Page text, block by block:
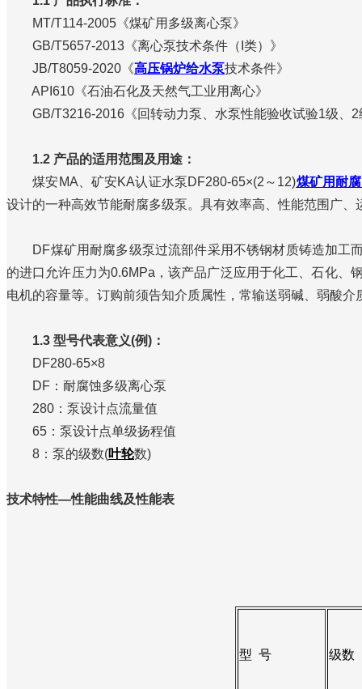
MT/T114-2005《煤矿用多级离心泵》
GB/T5657-2013《离心泵技术条件（I类）》
JB/T8059-2020《高压锅炉给水泵技术条件》
API610《石油石化及天然气工业用离心》
GB/T3216-2016《回转动力泵、水泵性能验收试验1级、2
1.2 产品的适用范围及用途：
煤安MA、矿安KA认证水泵DF280-65×(2～12)煤矿用耐
设计的一种高效节能耐腐多级泵。具有效率高、性能范围广
DF煤矿用耐腐多级泵过流部件采用不锈钢材质铸造加工
的进口允许压力为0.6MPa，该产品广泛应用于化工、石化、
电机的容量等。订购前须告知介质属性，常输送弱碱、弱酸
1.3 型号代表意义(例)：
DF280-65×8
DF：耐腐蚀多级离心泵
280：泵设计点流量值
65：泵设计点单级扬程值
8：泵的级数(叶轮数)
技术特性—性能曲线及性能表
型 号 级数